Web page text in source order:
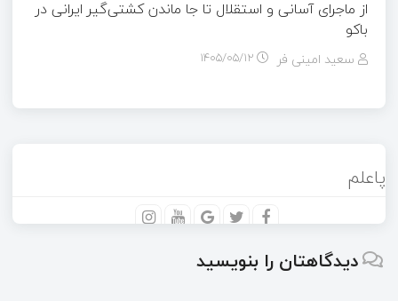
از ماجرای آسانی و استقلال تا جا ماندن کشتی‌گیر ایرانی در
باکو
سعید امینی فر ۱۴۰۵/۰۵/۱۲
پاعلم
دیدگاهتان را بنویسید